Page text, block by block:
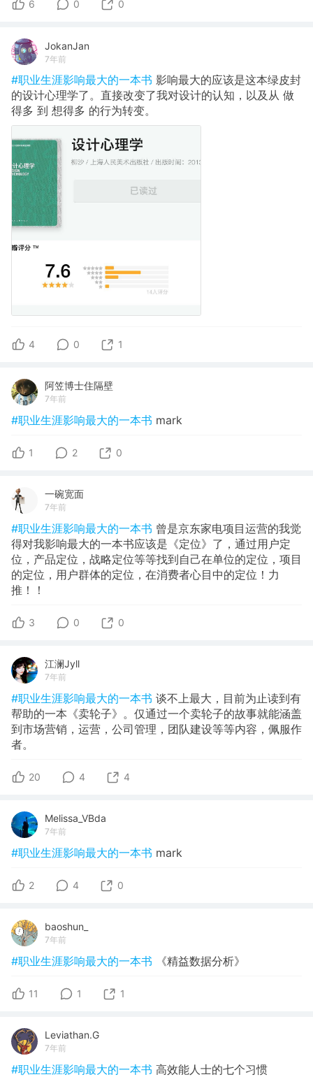
6 0 0
JokanJan
7年前
#职业生涯影响最大的一本书 影响最大的应该是这本绿皮封
的设计心理学了。直接改变了我对设计的认知，以及从 做
得多 到 想得多 的行为转变。
4 0 1
阿笠博士住隔壁
7年前
#职业生涯影响最大的一本书 mark
1 2 0
一碗宽面
7年前
#职业生涯影响最大的一本书 曾是京东家电项目运营的我觉
得对我影响最大的一本书应该是《定位》了，通过用户定
位，产品定位，战略定位等等找到自己在单位的定位，项目
的定位，用户群体的定位，在消费者心目中的定位！力
推！！
3 0 0
江澜Jyll
7年前
#职业生涯影响最大的一本书 谈不上最大，目前为止读到有
帮助的一本《卖轮子》。仅通过一个卖轮子的故事就能涵盖
到市场营销，运营，公司管理，团队建设等等内容，佩服作
者。
20 4 4
Melissa_VBda
7年前
#职业生涯影响最大的一本书 mark
2 4 0
baoshun_
7年前
#职业生涯影响最大的一本书 《精益数据分析》
11 1 1
Leviathan.G
7年前
#职业生涯影响最大的一本书 高效能人士的七个习惯